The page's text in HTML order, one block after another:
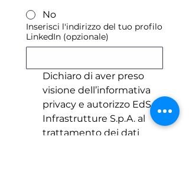
No
Inserisci l'indirizzo del tuo profilo
LinkedIn (opzionale)
Dichiaro di aver preso
visione dell’informativa
privacy e autorizzo EdS
Infrastrutture S.p.A. al
trattamento dei dati